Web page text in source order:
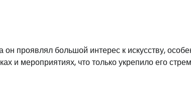
проявлял большой интерес к искусству,
и мероприятиях, что только укрепило его